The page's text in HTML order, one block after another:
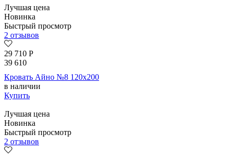
Лучшая цена
Новинка
Быстрый просмотр
2 отзывов
29 710 Р
39 610
Кровать Айно №8 120х200
в наличии
Купить
Лучшая цена
Новинка
Быстрый просмотр
2 отзывов